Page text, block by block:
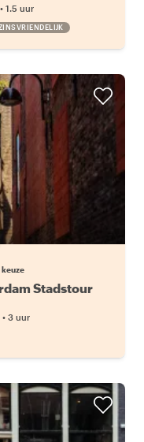
• 1.5 uur
Stadstour
• 3 uur